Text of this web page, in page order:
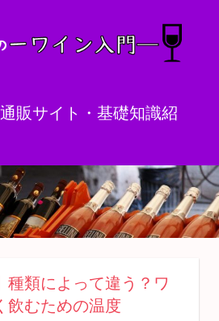
販サイト・基礎知識紹
種類によって違う？ワ
飲むための温度